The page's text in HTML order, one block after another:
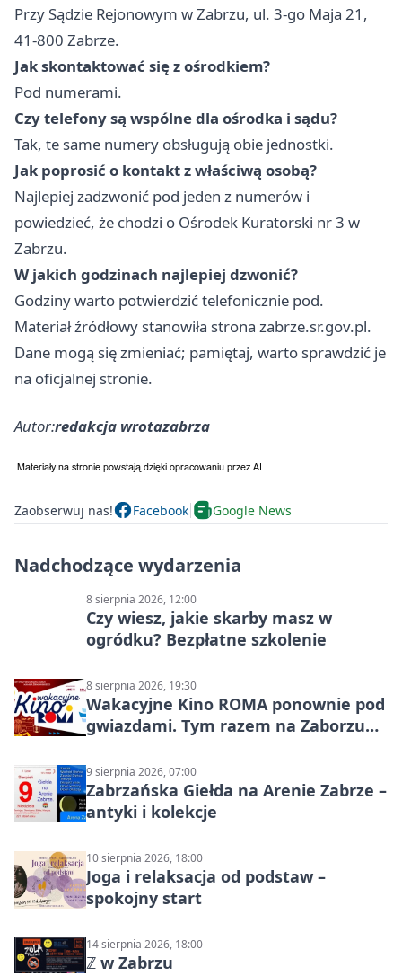
Przy Sądzie Rejonowym w Zabrzu, ul. 3-go Maja 21,
41-800 Zabrze.
Jak skontaktować się z ośrodkiem?
Pod numerami.
Czy telefony są wspólne dla ośrodka i sądu?
Tak, te same numery obsługują obie jednostki.
Jak poprosić o kontakt z właściwą osobą?
Najlepiej zadzwonić pod jeden z numerów i
powiedzieć, że chodzi o Ośrodek Kuratorski nr 3 w
Zabrzu.
W jakich godzinach najlepiej dzwonić?
Godziny warto potwierdzić telefonicznie pod.
Materiał źródłowy stanowiła strona zabrze.sr.gov.pl.
Dane mogą się zmieniać; pamiętaj, warto sprawdzić je
na oficjalnej stronie.
Autor:redakcja wrotazabrza
Zaobserwuj nas! Facebook Google News
Nadchodzące wydarzenia
8 sierpnia 2026, 12:00
Czy wiesz, jakie skarby masz w
ogródku? Bezpłatne szkolenie
8 sierpnia 2026, 19:30
Wakacyjne Kino ROMA ponownie pod
gwiazdami. Tym razem na Zaborzu
9 sierpnia 2026, 07:00
Zabrzańska Giełda na Arenie Zabrze –
antyki i kolekcje
10 sierpnia 2026, 18:00
Joga i relaksacja od podstaw –
spokojny start
14 sierpnia 2026, 18:00
ℤ w Zabrzu